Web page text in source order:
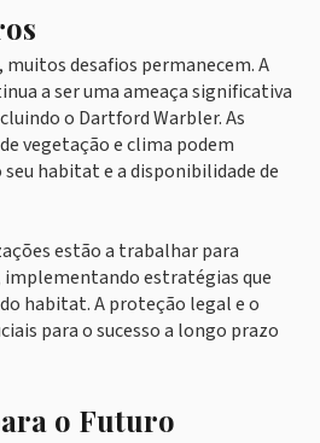
muitos desafios permanecem. A
a ser uma ameaça significativa
o Dartford Warbler. As
vegetação e clima podem
habitat e a disponibilidade de
estão a trabalhar para
estratégias que
habitat. A proteção legal e o
para o sucesso a longo prazo
o Futuro